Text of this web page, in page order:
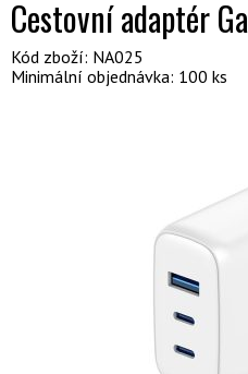
Cestovní adaptér
Kód zboží: NA025
Minimální objednávka: 100 ks